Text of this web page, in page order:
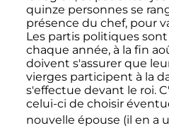
quinze personnes se
présence du chef, pour
Les partis politiques
chaque année, à la fin
doivent s'assurer que
vierges participent à la
s'effectue devant le roi.
celui-ci de choisir
nouvelle épouse (il en a